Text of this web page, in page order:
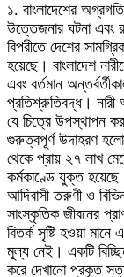
১. বাংলাদেশের
উত্তেজনার ঘটনা এবং
বিপরীতে দেশের
হয়েছে। বাংলাদেশ
এবং বর্তমান
প্রতিশ্রুতিবদ্ধ। নারী
যে চিত্রে উপস্থাপন
গুরুত্বপূর্ণ উদাহরণ
থেকে প্রায় ২৭ লাখ
কর্মকাণ্ডে যুক্ত
আদিবাসী তরুণী ও
সাংস্কৃতিক জীবনের
বিতর্ক সৃষ্টি হওয়া
মূল্য নেই। একটি
করে দেখানো প্রকৃত